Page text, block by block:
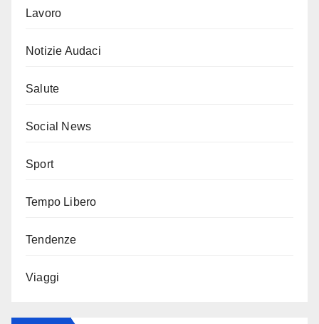
Lavoro
Notizie Audaci
Salute
Social News
Sport
Tempo Libero
Tendenze
Viaggi